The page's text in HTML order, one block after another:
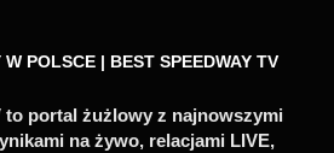
POLSCE | BEST SPEEDWAY TV
to portal żużlowy z najnowszymi
na żywo, relacjami LIVE,